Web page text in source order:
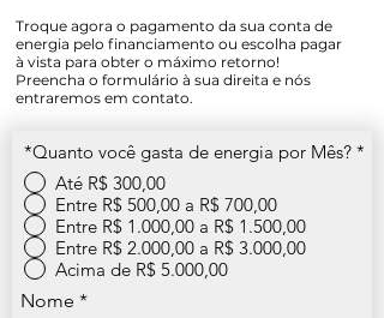
Troque agora o pagamento da sua conta de
energia pelo financiamento ou escolha pagar
à vista para obter o máximo retorno!
Preencha o formulário à sua direita e nós
entraremos em contato.
*Quanto você gasta de energia por Mês? *
Até R$ 300,00
Entre R$ 500,00 a R$ 700,00
Entre R$ 1.000,00 a R$ 1.500,00
Entre R$ 2.000,00 a R$ 3.000,00
Acima de R$ 5.000,00
Nome